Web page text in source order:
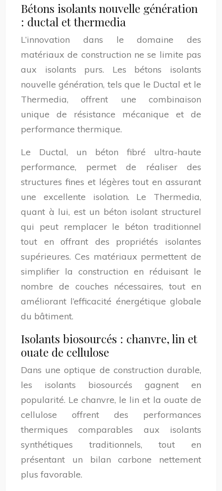
Bétons isolants nouvelle génération
: ductal et thermedia
L’innovation dans le domaine des
matériaux de construction ne se limite pas
aux isolants purs. Les bétons isolants
nouvelle génération, tels que le Ductal et le
Thermedia, offrent une combinaison
unique de résistance mécanique et de
performance thermique.
Le Ductal, un béton fibré ultra-haute
performance, permet de réaliser des
structures fines et légères tout en assurant
une excellente isolation. Le Thermedia,
quant à lui, est un béton isolant structurel
qui peut remplacer le béton traditionnel
tout en offrant des propriétés isolantes
supérieures. Ces matériaux permettent de
simplifier la construction en réduisant le
nombre de couches nécessaires, tout en
améliorant l’efficacité énergétique globale
du bâtiment.
Isolants biosourcés : chanvre, lin et
ouate de cellulose
Dans une optique de construction durable,
les isolants biosourcés gagnent en
popularité. Le chanvre, le lin et la ouate de
cellulose offrent des performances
thermiques comparables aux isolants
synthétiques traditionnels, tout en
présentant un bilan carbone nettement
plus favorable.